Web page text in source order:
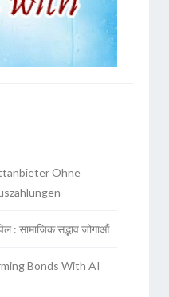
Ohne
: सामाजिक सद्भाव जोगाऔं
Bonds With AI